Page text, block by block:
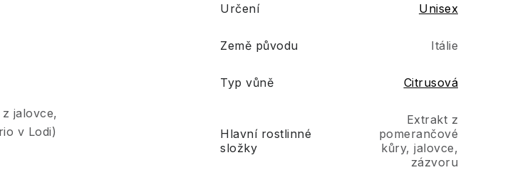
jalovce,
v Lodi)
Určení Unisex
Země původu Itálie
Typ vůně Citrusová
Hlavní rostlinné
složky
Extrakt z
pomerančové
kůry, jalovce,
zázvoru